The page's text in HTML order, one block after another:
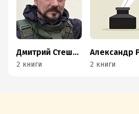
Дмитрий Стешин
2 книги 2 книги